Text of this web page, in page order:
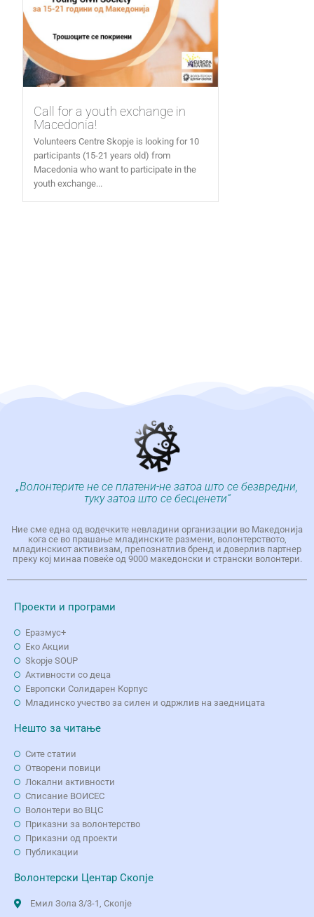
Call for a youth exchange in
Macedonia!
Volunteers Centre Skopje is looking for 10
participants (15-21 years old) from
Macedonia who want to participate in the
youth exchange...
„Волонтерите не се платени-не затоа што се безвредни,
туку затоа што се бесценети“
Ние сме една од водечките невладини организации во Македонија
кога се во прашање младинските размени, волонтерството,
младинскиот активизам, препознатлив бренд и доверлив партнер
преку кој минаа повеќе од 9000 македонски и странски волонтери.
Проекти и програми
Еразмус+
Еко Aкции
Skopje SOUP
Активности со деца
Европски Солидарен Корпус
Младинско учество за силен и одржлив на заедницата
Нешто за читање
Сите статии
Отворени повици
Локални активности
Списание ВОИСЕС
Волонтери во ВЦС
Приказни за волонтерство
Приказни од проекти
Публикации
Волонтерски Центар Скопје
Емил Зола 3/3-1, Скопје